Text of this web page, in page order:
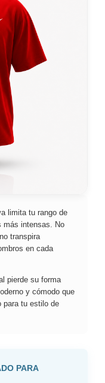
limita tu rango de
más intensas. No
transpira
en cada
pierde su forma
y cómodo que
para tu estilo de
PARA